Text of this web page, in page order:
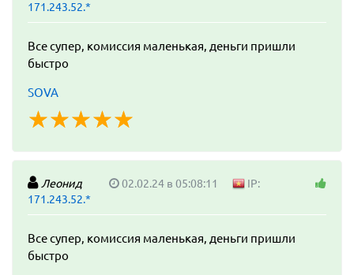
171.243.52.*
Все супер, комиссия маленькая, деньги пришли
быстро
SOVA
☆☆☆☆☆
★★★★★
Леонид 02.02.24 в 05:08:11
IP:
171.243.52.*
Все супер, комиссия маленькая, деньги пришли
быстро